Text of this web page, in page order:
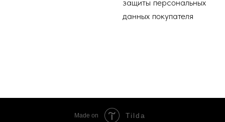
защиты персональных
данных покупателя
Made on Tilda